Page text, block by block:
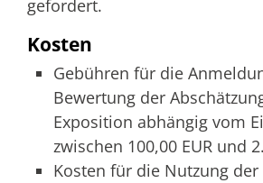
gefordert.
Kosten
Gebühren für die
Bewertung der
Exposition abhängig vom
zwischen 100,00 EUR und
Kosten für die Nutzung der